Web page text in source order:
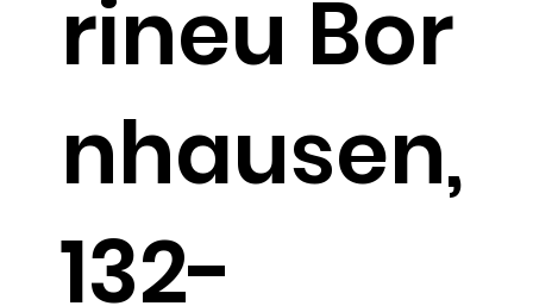
rineu Bor
nhausen,
132-